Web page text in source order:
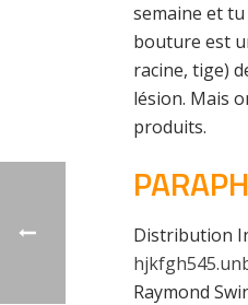
semaine et tu
bouture est
racine, tige)
lésion. Mais
produits.
Distribution
Raymond